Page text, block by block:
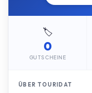
🏷️
0
GUTSCHEINE
ÜBER TOURIDAT